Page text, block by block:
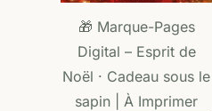
🎁 Marque-Pages
Digital – Esprit de
Noël · Cadeau sous le
sapin | À Imprimer